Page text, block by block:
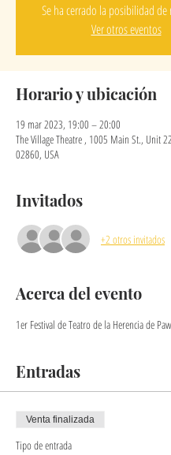
Se ha cerrado la posibilidad de
Ver otros eventos
Horario y ubicación
19 mar 2023, 19:00 – 20:00
The Village Theatre , 1005 Main St., Unit
02860, USA
Invitados
+2 otros invitados
Acerca del evento
1er Festival de Teatro de la Herencia de
Entradas
Venta finalizada
Tipo de entrada